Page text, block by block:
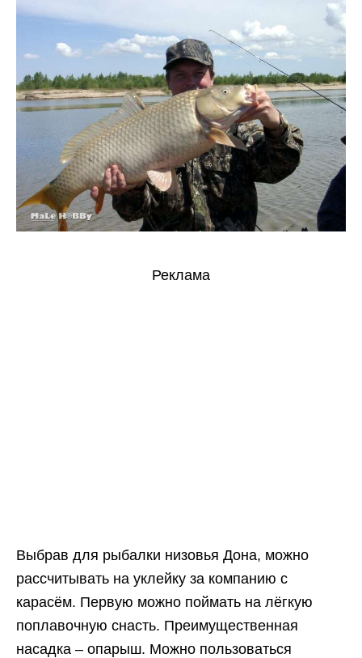
Реклама
Выбрав для рыбалки низовья Дона, можно
рассчитывать на уклейку за компанию с
карасём. Первую можно поймать на лёгкую
поплавочную снасть. Преимущественная
насадка – опарыш. Можно пользоваться